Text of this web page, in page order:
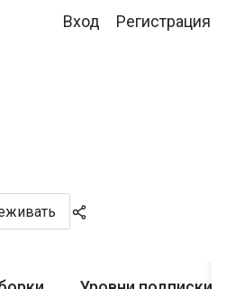
Вход Регистрация